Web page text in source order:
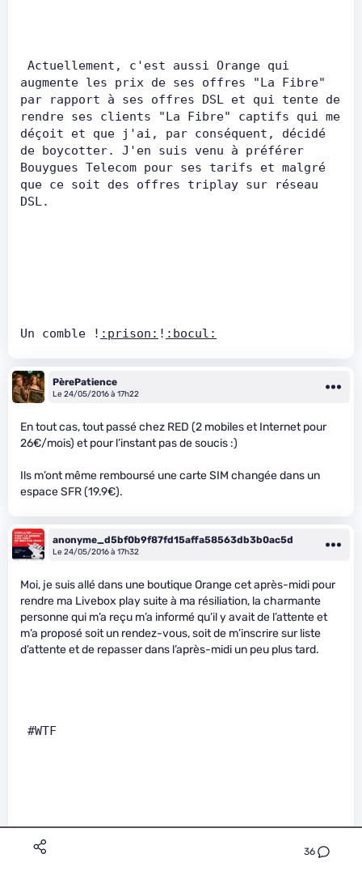
36
augmente les prix de ses offres "La Fibre"
par rapport à ses offres DSL et qui tente de
rendre ses clients "La Fibre" captifs qui me
déçoit et que j'ai, par conséquent, décidé
de boycotter. J'en suis venu à préférer
Bouygues Telecom pour ses tarifs et malgré
que ce soit des offres triplay sur réseau
DSL.
Un comble ! :prison: ! :bocul:
PèrePatience
Le 24/05/2016 à 17h22
En tout cas, tout passé chez RED (2 mobiles et Internet pour
26€/mois) et pour l’instant pas de soucis :)
Ils m’ont même remboursé une carte SIM changée dans un
espace SFR (19.9€).
anonyme_d5bf0b9f87fd15affa58563db3b0ac5d
Le 24/05/2016 à 17h32
Moi, je suis allé dans une boutique Orange cet après-midi pour
rendre ma Livebox play suite à ma résiliation, la charmante
personne qui m’a reçu m’a informé qu’il y avait de l’attente et
m’a proposé soit un rendez-vous, soit de m’inscrire sur liste
d’attente et de repasser dans l’après-midi un peu plus tard.
#WTF
Les boutiques d’opérateurs télécom ne sont décidément pas